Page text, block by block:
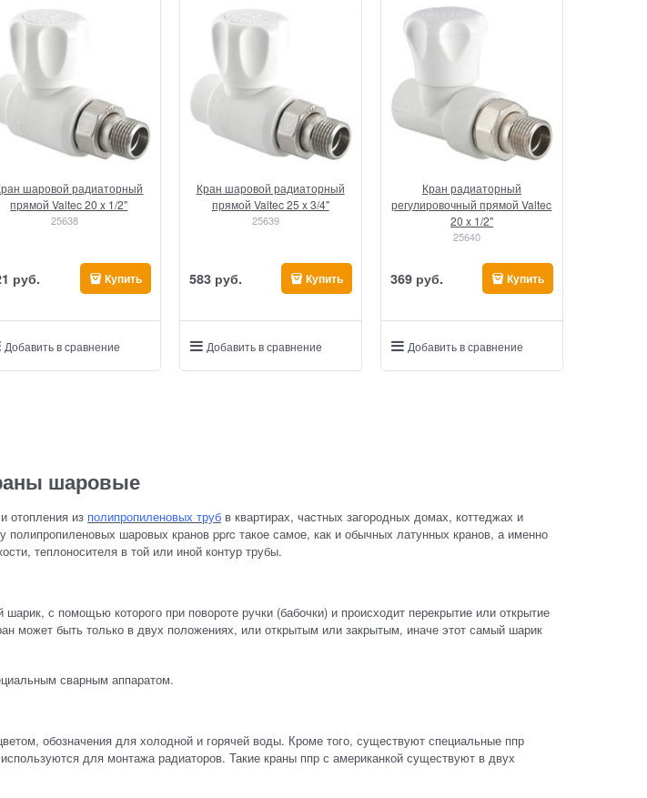
шаровой радиаторный
прямой Valtec 20 x 1/2"
25638
руб. Купить
Добавить в сравнение
Кран шаровой радиаторный
прямой Valtec 25 x 3/4"
25639
583 руб. Купить
Добавить в сравнение
Кран радиаторный
регулировочный прямой Valtec
20 x 1/2"
25640
369 руб. Купить
Добавить в сравнение
шаровые
отопления из полипропиленовых труб в квартирах, частных загородных домах, коттеджах и
шаровых кранов pprc такое самое, как и обычных латунных кранов, а именно
теплоносителя в той или иной контур трубы.
с помощью которого при повороте ручки (бабочки) и происходит перекрытие или открытие
может быть только в двух положениях, или открытым или закрытым, иначе этот самый шарик
сварным аппаратом.
обозначения для холодной и горячей воды. Кроме того, существуют специальные ппр
для монтажа радиаторов. Такие краны ппр с американкой существуют в двух